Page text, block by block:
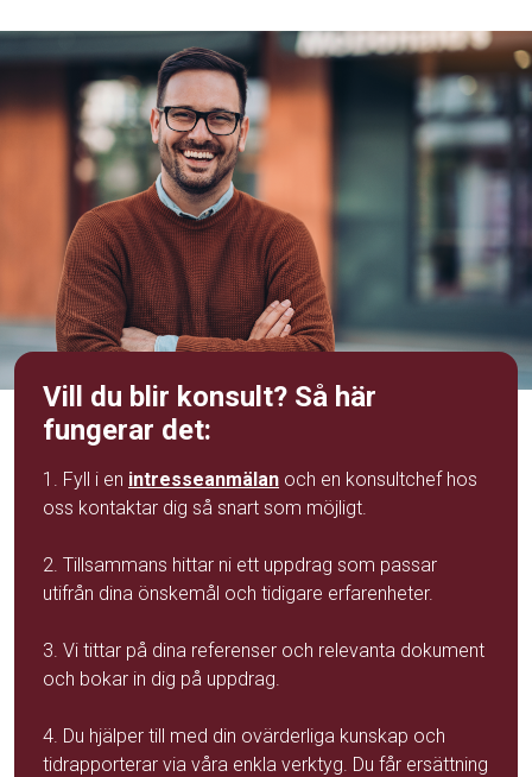
Vill du blir konsult? Så här
fungerar det:
1. Fyll i en intresseanmälan och en konsultchef hos
oss kontaktar dig så snart som möjligt.
2. Tillsammans hittar ni ett uppdrag som passar
utifrån dina önskemål och tidigare erfarenheter.
3. Vi tittar på dina referenser och relevanta dokument
och bokar in dig på uppdrag.
4. Du hjälper till med din ovärderliga kunskap och
tidrapporterar via våra enkla verktyg. Du får ersättning